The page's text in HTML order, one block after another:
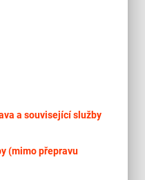
a související služby
(mimo přepravu